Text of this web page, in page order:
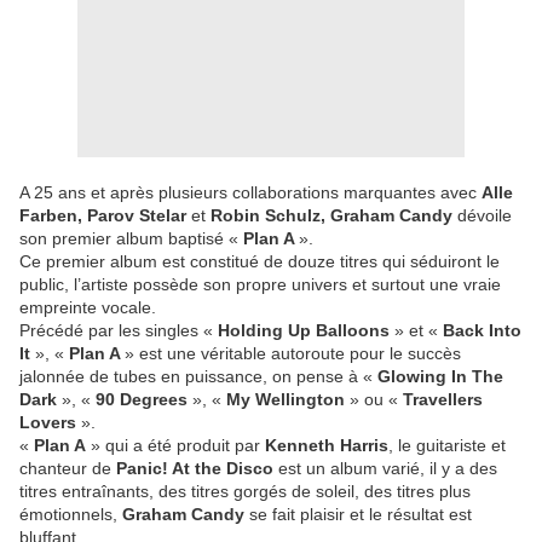
A 25 ans et après plusieurs collaborations marquantes avec Alle
Farben, Parov Stelaret Robin Schulz, Graham Candy dévoile
son premier album baptisé « Plan A».
Ce premier album est constitué de douze titres qui séduiront le
public, l’artiste possède son propre univers et surtout une vraie
empreinte vocale.
Précédé par les singles « Holding Up Balloons » et « Back Into
It », « Plan A» est une véritable autoroute pour le succès
jalonnée de tubes en puissance, on pense à « Glowing In The
Dark », « 90 Degrees », « My Wellington » ou « Travellers
Lovers ».
« Plan A » qui a été produit par Kenneth Harris , le guitariste et
chanteur de Panic! At the Disco est un album varié, il y a des
titres entraînants, des titres gorgés de soleil, des titres plus
émotionnels, Graham Candy se fait plaisir et le résultat est
bluffant.